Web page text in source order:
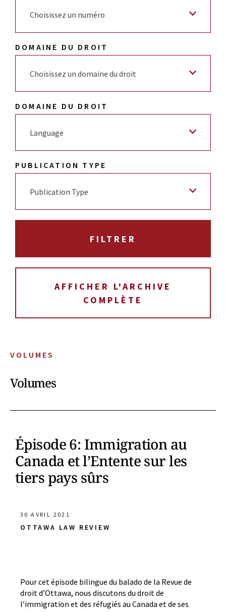
VOLUMES
Volumes
Épisode 6: Immigration au
Canada et l’Entente sur les
tiers pays sûrs
30 AVRIL 2021
OTTAWA LAW REVIEW
Pour cet épisode bilingue du balado de la Revue de
droit d’Ottawa, nous discutons du droit de
l’immigration et des réfugiés au Canada et de ses
Choisissez un numéro
DOMAINE DU DROIT
Choisissez un domaine du droit
DOMAINE DU DROIT
Language
PUBLICATION TYPE
Publication Type
AFFICHER L'ARCHIVE
COMPLÈTE